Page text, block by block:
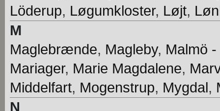
Löderup, Løgumkloster, Løjt,
M
Maglebrænde, Magleby, Malmö
Mariager, Marie Magdalene,
Middelfart, Mogenstrup, Mygdal,
N